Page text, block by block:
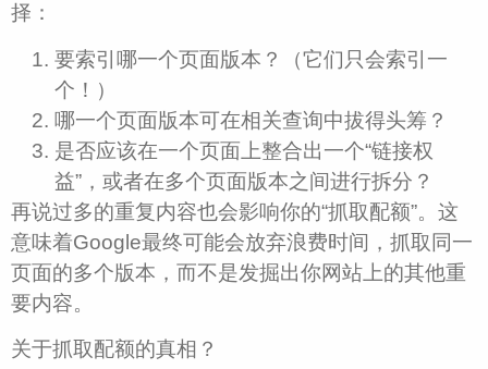
择：
要索引哪一个页面版本？（它们只会索引一
个！）
哪一个页面版本可在相关查询中拔得头筹？
是否应该在一个页面上整合出一个“链接权
益”，或者在多个页面版本之间进行拆分？
再说过多的重复内容也会影响你的“抓取配额”。这
意味着Google最终可能会放弃浪费时间，抓取同一
页面的多个版本，而不是发掘出你网站上的其他重
要内容。
关于抓取配额的真相？